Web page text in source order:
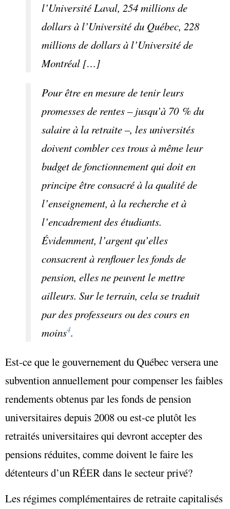
l’Université Laval, 254 millions de
dollars à l’Université du Québec, 228
millions de dollars à l’Université de
Montréal […]
Pour être en mesure de tenir leurs
promesses de rentes – jusqu’à 70 % du
salaire à la retraite –, les universités
doivent combler ces trous à même leur
budget de fonctionnement qui doit en
principe être consacré à la qualité de
l’enseignement, à la recherche et à
l’encadrement des étudiants.
Évidemment, l’argent qu’elles
consacrent à renflouer les fonds de
pension, elles ne peuvent le mettre
ailleurs. Sur le terrain, cela se traduit
par des professeurs ou des cours en
moins4.
Est-ce que le gouvernement du Québec versera une
subvention annuellement pour compenser les faibles
rendements obtenus par les fonds de pension
universitaires depuis 2008 ou est-ce plutôt les
retraités universitaires qui devront accepter des
pensions réduites, comme doivent le faire les
détenteurs d’un RÉER dans le secteur privé?
Les régimes complémentaires de retraite capitalisés